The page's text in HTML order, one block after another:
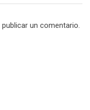
publicar un comentario.